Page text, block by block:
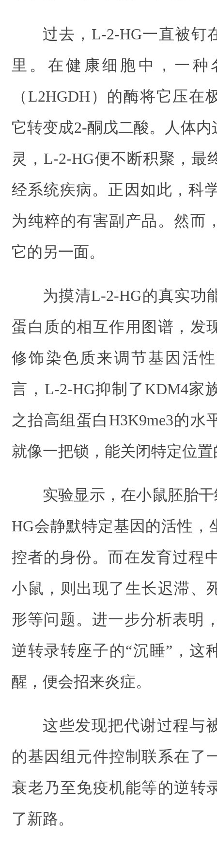
过去，L-2-HG一直被钉
里。在健康细胞中，一种
（L2HGDH）的酶将它压在
它转变成2-酮戊二酸。人体
灵，L-2-HG便不断积聚，最
经系统疾病。正因如此，科
为纯粹的有害副产品。然而
它的另一面。
为摸清L-2-HG的真实功
蛋白质的相互作用图谱，发
修饰染色质来调节基因活
言，L-2-HG抑制了KDM4家
之抬高组蛋白H3K9me3的水
就像一把锁，能关闭特定位
实验显示，在小鼠胚胎
HG会静默特定基因的活性，
控者的身份。而在发育过程
小鼠，则出现了生长迟滞、
形等问题。进一步分析表明
逆转录转座子的“沉睡”，这
醒，便会招来炎症。
这些发现把代谢过程与
的基因组元件控制联系在了
衰老乃至免疫机能等的逆转
了新路。